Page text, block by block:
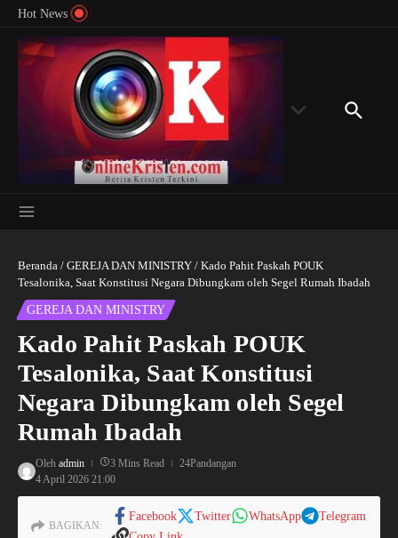
Lewati ke konten
Hot News
Beranda / GEREJA DAN MINISTRY / Kado Pahit Paskah POUK
Tesalonika, Saat Konstitusi Negara Dibungkam oleh Segel Rumah Ibadah
GEREJA DAN MINISTRY
Kado Pahit Paskah POUK
Tesalonika, Saat Konstitusi
Negara Dibungkam oleh Segel
Rumah Ibadah
Oleh admin 3 Mins Read
24Pandangan
4 April 2026 21:00
BAGIKAN:
Facebook Twitter WhatsApp
Telegram